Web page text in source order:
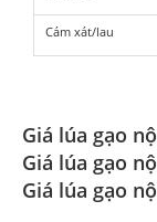
Cám xát/lau
Giá lúa gạo
Giá lúa gạo
Giá lúa gạo